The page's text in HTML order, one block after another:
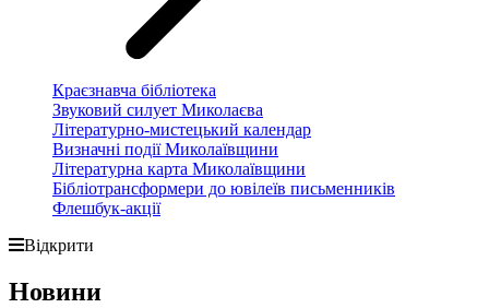
Краєзнавча бібліотека
Звуковий силует Миколаєва
Літературно-мистецький календар
Визначні події Миколаївщини
Літературна карта Миколаївщини
Бібліотрансформери до ювілеїв письменників
Флешбук-акції
Відкрити
Новини